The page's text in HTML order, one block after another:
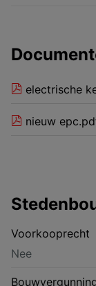
electrische
nieuw
Voorkooprecht
Nee